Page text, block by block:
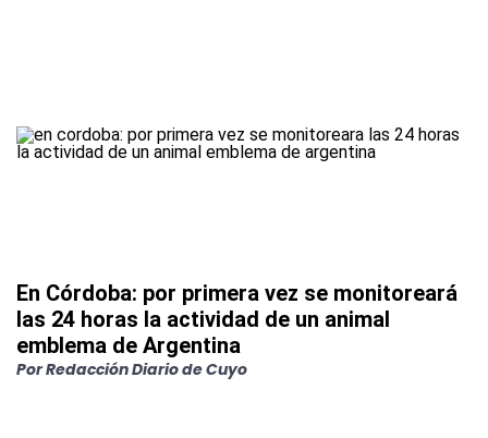
En Córdoba: por primera vez se monitoreará
las 24 horas la actividad de un animal
emblema de Argentina
Por Redacción Diario de Cuyo